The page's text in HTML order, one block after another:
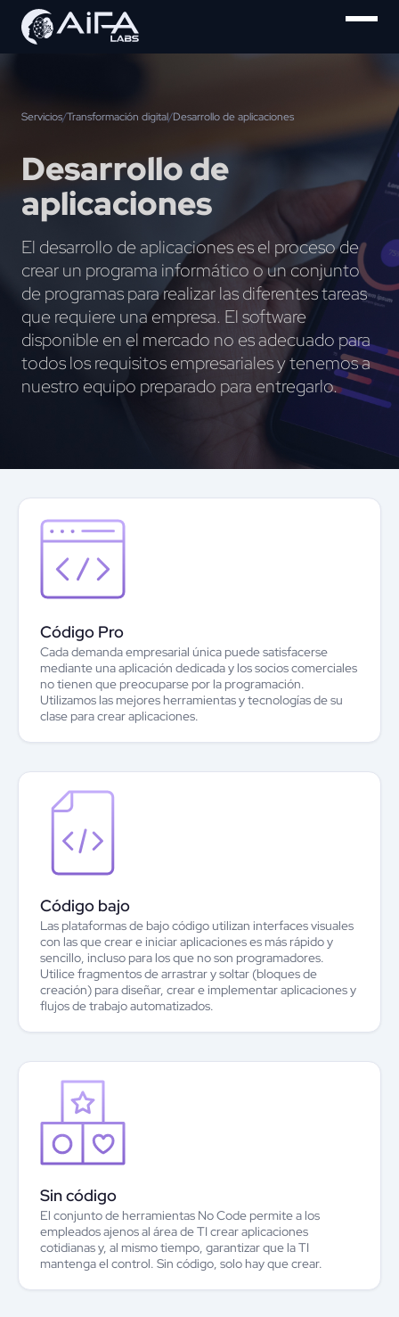
Servicios/Transformación digital/Desarrollo de aplicaciones
Desarrollo de
aplicaciones
El desarrollo de aplicaciones es el proceso de
crear un programa informático o un conjunto
de programas para realizar las diferentes tareas
que requiere una empresa. El software
disponible en el mercado no es adecuado para
todos los requisitos empresariales y tenemos a
nuestro equipo preparado para entregarlo.
Código Pro
Cada demanda empresarial única puede satisfacerse
mediante una aplicación dedicada y los socios comerciales
no tienen que preocuparse por la programación.
Utilizamos las mejores herramientas y tecnologías de su
clase para crear aplicaciones.
Código bajo
Las plataformas de bajo código utilizan interfaces visuales
con las que crear e iniciar aplicaciones es más rápido y
sencillo, incluso para los que no son programadores.
Utilice fragmentos de arrastrar y soltar (bloques de
creación) para diseñar, crear e implementar aplicaciones y
flujos de trabajo automatizados.
Sin código
El conjunto de herramientas No Code permite a los
empleados ajenos al área de TI crear aplicaciones
cotidianas y, al mismo tiempo, garantizar que la TI
mantenga el control. Sin código, solo hay que crear.